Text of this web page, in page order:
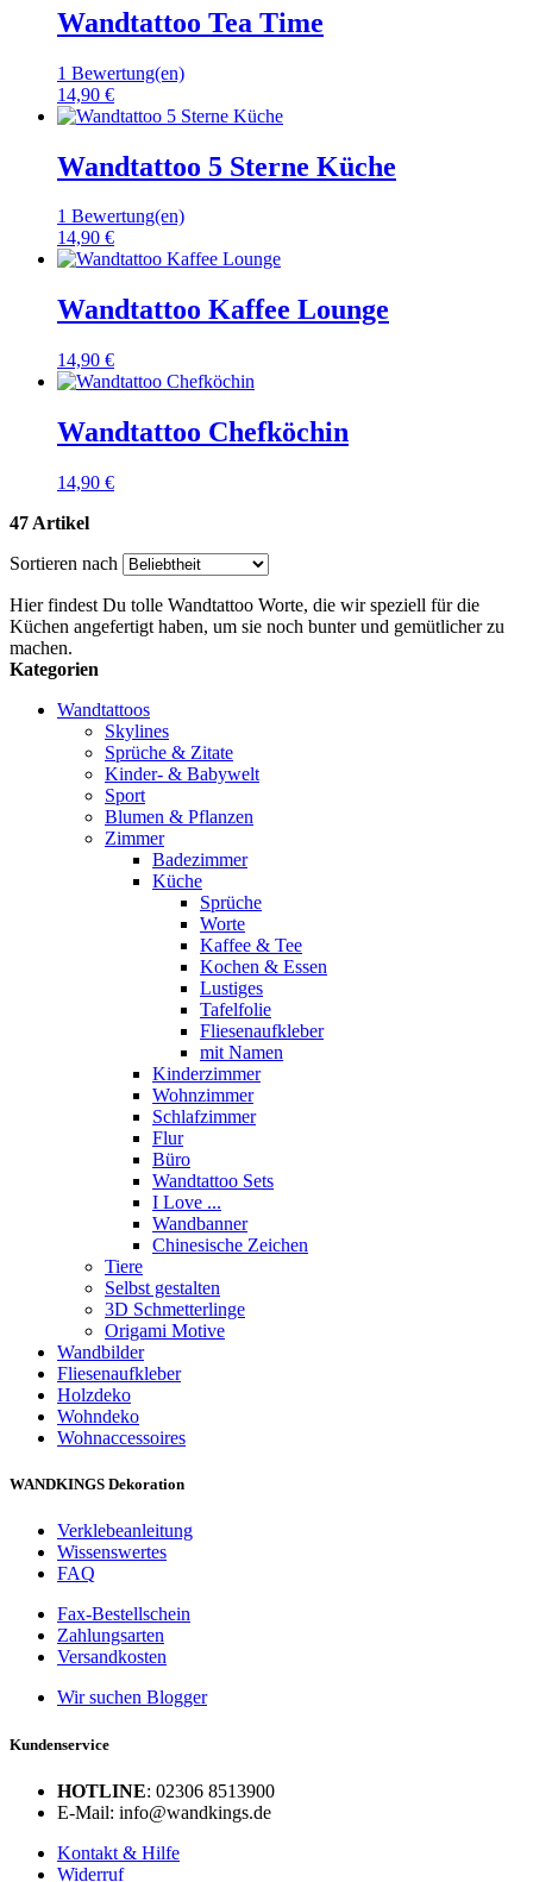
Wandtattoo Tea Time
1 Bewertung(en)
14,90 €
Wandtattoo 5 Sterne Küche
1 Bewertung(en)
14,90 €
Wandtattoo Kaffee Lounge
14,90 €
Wandtattoo Chefköchin
14,90 €
47 Artikel
Sortieren nach
Hier findest Du tolle Wandtattoo Worte, die wir speziell für die
Küchen angefertigt haben, um sie noch bunter und gemütlicher zu
machen.
Kategorien
Wandtattoos
Skylines
Sprüche & Zitate
Kinder- & Babywelt
Sport
Blumen & Pflanzen
Zimmer
Badezimmer
Küche
Sprüche
Worte
Kaffee & Tee
Kochen & Essen
Lustiges
Tafelfolie
Fliesenaufkleber
mit Namen
Kinderzimmer
Wohnzimmer
Schlafzimmer
Flur
Büro
Wandtattoo Sets
I Love ...
Wandbanner
Chinesische Zeichen
Tiere
Selbst gestalten
3D Schmetterlinge
Origami Motive
Wandbilder
Fliesenaufkleber
Holzdeko
Wohndeko
Wohnaccessoires
WANDKINGS Dekoration
Verklebeanleitung
Wissenswertes
FAQ
Fax-Bestellschein
Zahlungsarten
Versandkosten
Wir suchen Blogger
Kundenservice
HOTLINE: 02306 8513900
E-Mail: info@wandkings.de
Kontakt & Hilfe
Widerruf